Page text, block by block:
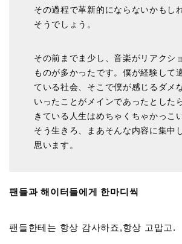
その過程で革新的にならないかもし
そうでしょう。
その前までま少し、音楽がリアクシ
ものが多かったです。僕が経験して
ている社会、そこで僕が感じるダメ
いったことがメインであったとした
きている人生はめちゃくちゃかっこ
そう生きろ、まあそんな内容に集中
思います。
팬들과 해이터들에게 한마디씩
팬들한테는 항상 감사하죠,항상 고맙고.